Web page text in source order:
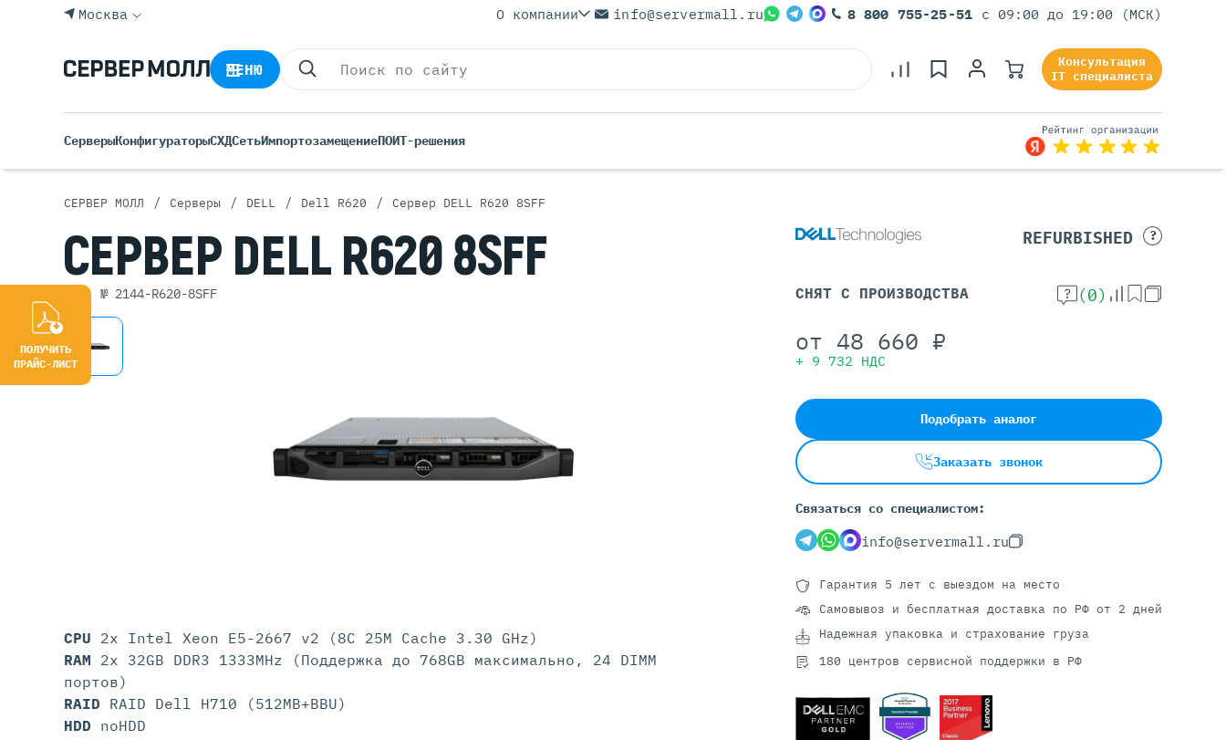
Rack Серверы
Tower Серверы
Серверы Huawei Atlas
Серверы Под Задачи
Серверы Для Виртуализации
Серверы Для ИИ
Серверы DELL
Серверы С GPU
С GPU NVIDIA
С GPU Huawei Ascend
С 4 GPU
С 8 GPU
Москва О компании info@servermall.ru 8 800 755-25-51 с 09:00 до 19:00 (МСК)
МЕНЮ
Консультация
IT специалиста
СерверыКонфигураторыСХДСетьИмпортозамещениеПОИТ-решения
СЕРВЕР МОЛЛ / Серверы / DELL / Dell R620 / Сервер DELL R620 8SFF
СЕРВЕР DELL R620 8SFF
арт. № 2144-R620-8SFF
REFURBISHED ?
(0)
СНЯТ С ПРОИЗВОДСТВА
от 48 660 ₽
+ 9 732 НДС
Подобрать аналог
Заказать звонок
Связаться со специалистом:
info@servermall.ru
Гарантия 5 лет с выездом на место
Самовывоз и бесплатная доставка по РФ от 2 дней
Надежная упаковка и страхование груза
180 центров сервисной поддержки в РФ
CPU 2x Intel Xeon E5-2667 v2 (8C 25M Cache 3.30 GHz)
RAM 2x 32GB DDR3 1333MHz (Поддержка до 768GB максимально, 24 DIMM
портов)
RAID RAID Dell H710 (512MB+BBU)
HDD noHDD
ПОЛУЧИТЬ
ПРАЙС-ЛИСТ